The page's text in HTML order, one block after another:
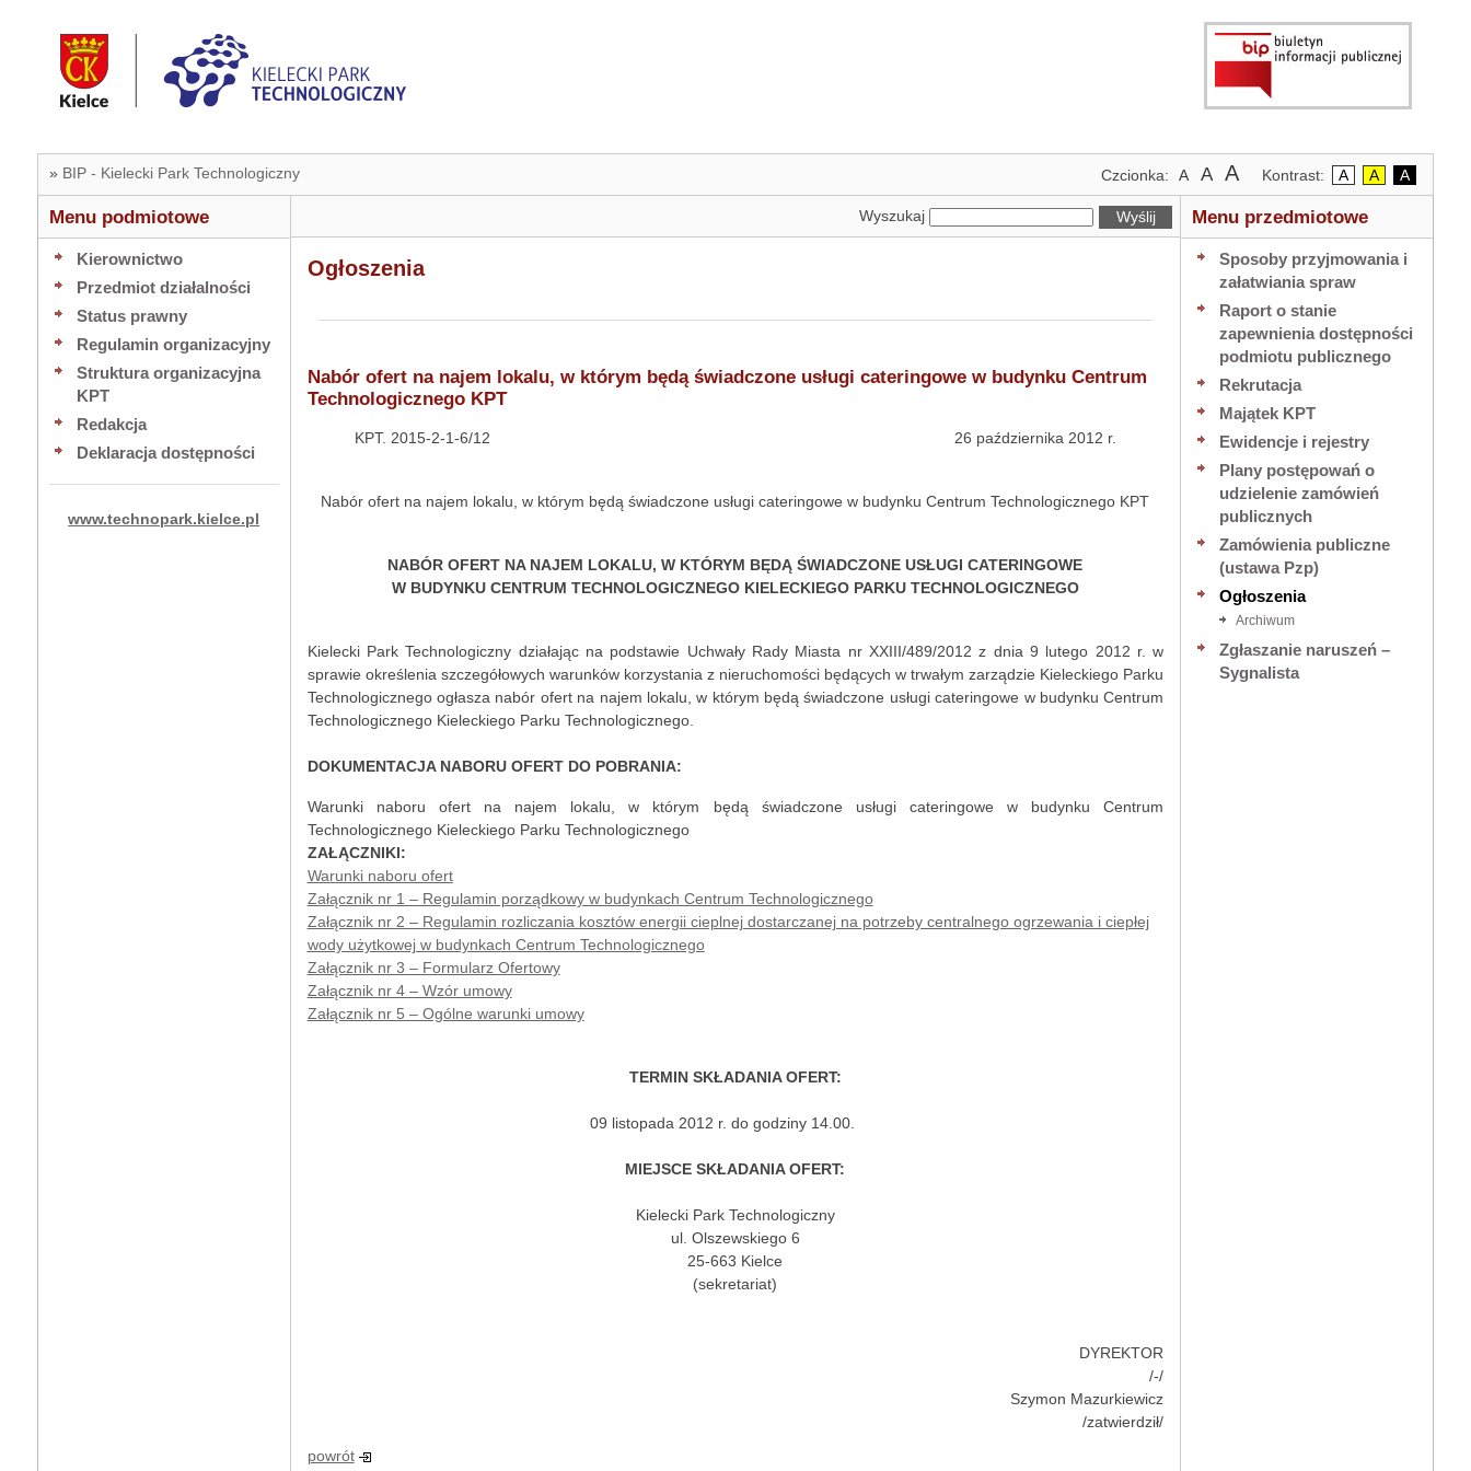
Czcionka: A Domyślny
rozmiar
czcionki
AWiększa
czcionka
ANajwiększa
czcionka
Kontrast: AKontrast
domyślny
AKontrast
czarny
na
żółtym
A
biały
na
» BIP - Kielecki Park Technologiczny
Menu podmiotowe
Kierownictwo
Przedmiot działalności
Status prawny
Regulamin organizacyjny
Struktura organizacyjna
KPT
Redakcja
Deklaracja dostępności
www.technopark.kielce.pl
Menu przedmiotowe
Sposoby przyjmowania i
załatwiania spraw
Raport o stanie
zapewnienia dostępności
podmiotu publicznego
Rekrutacja
Majątek KPT
Ewidencje i rejestry
Plany postępowań o
udzielenie zamówień
publicznych
Zamówienia publiczne
(ustawa Pzp)
Ogłoszenia
Archiwum
Zgłaszanie naruszeń –
Sygnalista
Wyszukaj
Ogłoszenia
Nabór ofert na najem lokalu, w którym będą świadczone usługi cateringowe w budynku Centrum
Technologicznego KPT
KPT. 2015-2-1-6/12 26 października 2012 r.
Nabór ofert na najem lokalu, w którym będą świadczone usługi cateringowe w budynku Centrum Technologicznego KPT
NABÓR OFERT NA NAJEM LOKALU, W KTÓRYM BĘDĄ ŚWIADCZONE USŁUGI CATERINGOWE
W BUDYNKU CENTRUM TECHNOLOGICZNEGO KIELECKIEGO PARKU TECHNOLOGICZNEGO
Kielecki Park Technologiczny działając na podstawie Uchwały Rady Miasta nr XXIII/489/2012 z dnia 9 lutego 2012 r. w
sprawie określenia szczegółowych warunków korzystania z nieruchomości będących w trwałym zarządzie Kieleckiego Parku
Technologicznego ogłasza nabór ofert na najem lokalu, w którym będą świadczone usługi cateringowe w budynku Centrum
Technologicznego Kieleckiego Parku Technologicznego.
DOKUMENTACJA NABORU OFERT DO POBRANIA:
Warunki naboru ofert na najem lokalu, w którym będą świadczone usługi cateringowe w budynku Centrum
Technologicznego Kieleckiego Parku Technologicznego
ZAŁĄCZNIKI:
Warunki naboru ofert
Załącznik nr 1 – Regulamin porządkowy w budynkach Centrum Technologicznego
Załącznik nr 2 – Regulamin rozliczania kosztów energii cieplnej dostarczanej na potrzeby centralnego ogrzewania i ciepłej
wody użytkowej w budynkach Centrum Technologicznego
Załącznik nr 3 – Formularz Ofertowy
Załącznik nr 4 – Wzór umowy
Załącznik nr 5 – Ogólne warunki umowy
TERMIN SKŁADANIA OFERT:
09 listopada 2012 r. do godziny 14.00.
MIEJSCE SKŁADANIA OFERT:
Kielecki Park Technologiczny
ul. Olszewskiego 6
25-663 Kielce
(sekretariat)
DYREKTOR
/-/
Szymon Mazurkiewicz
/zatwierdził/
powrót